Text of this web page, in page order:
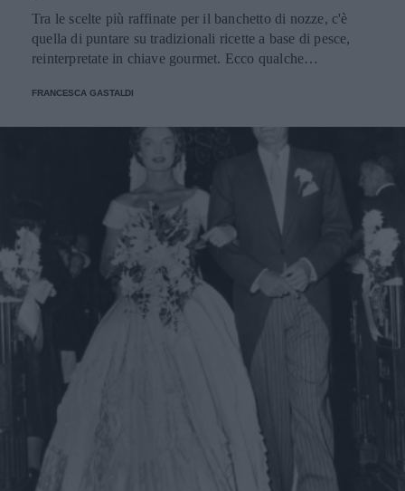
Tra le scelte più raffinate per il banchetto di nozze, c'è
quella di puntare su tradizionali ricette a base di pesce,
reinterpretate in chiave gourmet. Ecco qualche
FRANCESCA GASTALDI